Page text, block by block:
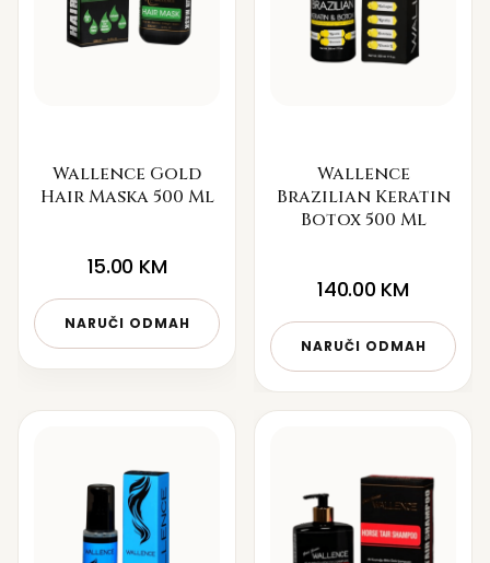
Wallence Gold
Hair Maska 500 Ml
15.00 KM
NARUČI ODMAH
Wallence
Brazilian Keratin
Botox 500 Ml
140.00 KM
NARUČI ODMAH